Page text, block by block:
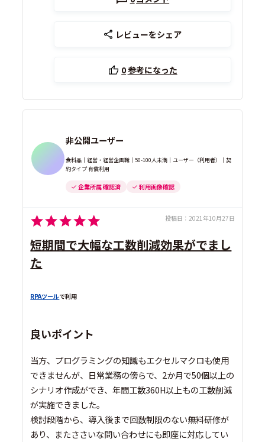
レビューをシェア
0参考になった
非公開ユーザー
食料品｜経営・経営企画職｜50-100人未満｜ユーザー（利用者）｜契
約タイプ 有償利用
企業所属 確認済 利用画像確認
投稿日： 2021年10月27日
短期間で大幅な工数削減効果がでまし
た
RPAツールで利用
良いポイント
当方、プログラミングの知識もエクセルマクロも使用
できませんが、日常業務の傍らで、2か月で50個以上の
シナリオ作成ができ、年間工数360H以上もの工数削減
が実施できました。
検討段階から、導入後まで回数制限のない無料研修が
あり、またささいな問い合わせにも即座に対応してい